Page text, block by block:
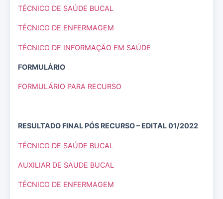
TÉCNICO DE SAÚDE BUCAL
TÉCNICO DE ENFERMAGEM
TÉCNICO DE INFORMAÇÃO EM SAÚDE
FORMULÁRIO
FORMULÁRIO PARA RECURSO
RESULTADO FINAL PÓS RECURSO – EDITAL 01/2022
TÉCNICO DE SAÚDE BUCAL
AUXILIAR DE SAUDE BUCAL
TÉCNICO DE ENFERMAGEM